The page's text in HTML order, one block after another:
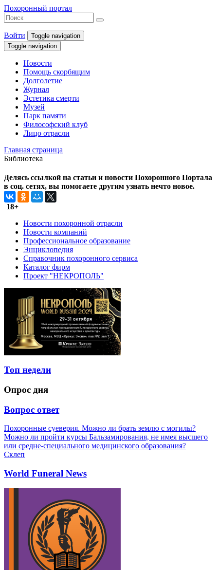
Похоронный портал
Войти
Toggle navigation
Toggle navigation
Новости
Помощь скорбящим
Долголетие
Журнал
Эстетика смерти
Музей
Парк памяти
Философский клуб
Лицо отрасли
Главная страница
Библиотека
Делясь ссылкой на статьи и новости Похоронного Портала
в соц. сетях, вы помогаете другим узнать нечто новое.
18+
Новости похоронной отрасли
Новости компаний
Профессиональное образование
Энциклопедия
Справочник похоронного сервиса
Каталог фирм
Проект "НЕКРОПОЛЬ"
Топ недели
Опрос дня
Вопрос ответ
Похоронные суеверия. Можно ли брать землю с могилы?
Можно ли пройти курсы Бальзамирования, не имея высшего
или средне-специального медицинского образования?
Склеп
World Funeral News